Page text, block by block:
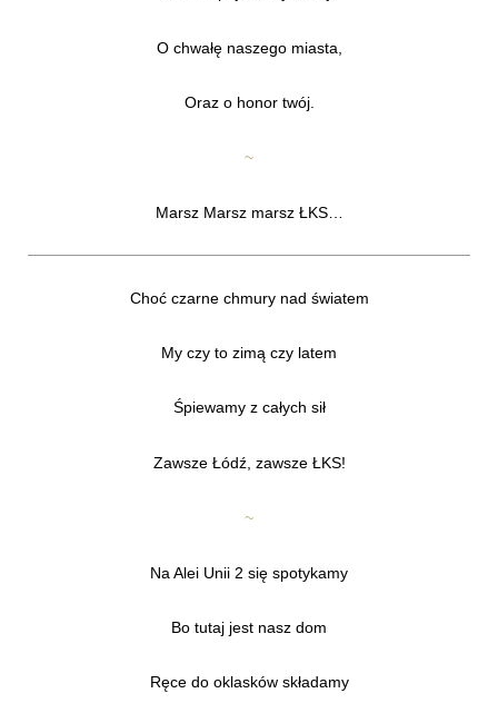
O chwałę naszego miasta,
Oraz o honor twój.
~
Marsz Marsz marsz ŁKS…
Choć czarne chmury nad światem
My czy to zimą czy latem
Śpiewamy z całych sił
Zawsze Łódź, zawsze ŁKS!
~
Na Alei Unii 2 się spotykamy
Bo tutaj jest nasz dom
Ręce do oklasków składamy